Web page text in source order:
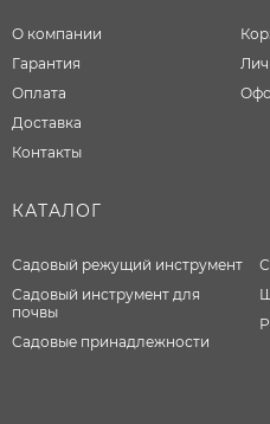
О компании
Гарантия
Оплата
Доставка
Контакты
КАТАЛОГ
Садовый режущий инструмент
Садовый инструмент для
почвы
Садовые принадлежности